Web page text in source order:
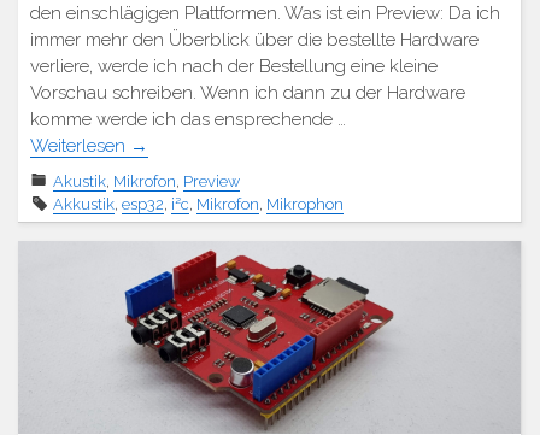
den einschlägigen Plattformen. Was ist ein Preview: Da ich
immer mehr den Überblick über die bestellte Hardware
verliere, werde ich nach der Bestellung eine kleine
Vorschau schreiben. Wenn ich dann zu der Hardware
komme werde ich das ensprechende …
Weiterlesen →
Akustik Mikrofon Preview
Akkustik esp32 i²c Mikrofon Mikrophon